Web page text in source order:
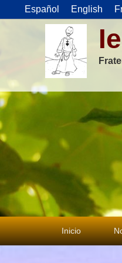
Español English
Menu
principal
Inicio